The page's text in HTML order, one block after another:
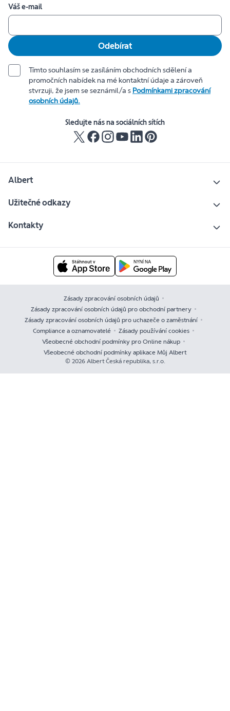
Váš e-mail
Odebírat
Tímto souhlasím se zasíláním obchodních sdělení a
promočních nabídek na mé kontaktní údaje a zároveň
stvrzuji, že jsem se seznámil/a s Podmínkami zpracování
osobních údajů.
Sledujte nás na sociálních sítích
Albert
Užitečné odkazy
Kontakty
Zásady zpracování osobních údajů
Zásady zpracování osobních údajů pro obchodní partnery
Zásady zpracování osobních údajů pro uchazeče o zaměstnání
Compliance a oznamovatelé
Zásady používání cookies
Všeobecné obchodní podmínky pro Online nákup
Všeobecné obchodní podmínky aplikace Můj Albert
© 2026 Albert Česká republika, s.r.o.